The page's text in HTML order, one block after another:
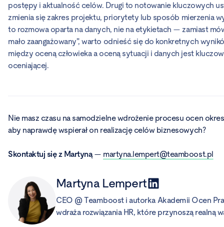
postępy i aktualność celów. Drugi to notowanie kluczowych
zmienia się zakres projektu, priorytety lub sposób mierzenia
to rozmowa oparta na danych, nie na etykietach — zamiast
mało zaangażowany", warto odnieść się do konkretnych
między oceną człowieka a oceną sytuacji i danych jest
oceniającej.
Nie masz czasu na samodzielne wdrożenie procesu ocen
aby naprawdę wspierał on realizację celów biznesowych?
Skontaktuj się z Martyną— martyna.lempert@teamboost.pl
Martyna Lempert
CEO @ Teamboost i autorka Akademii Ocen
wdraża rozwiązania HR, które przynoszą realną